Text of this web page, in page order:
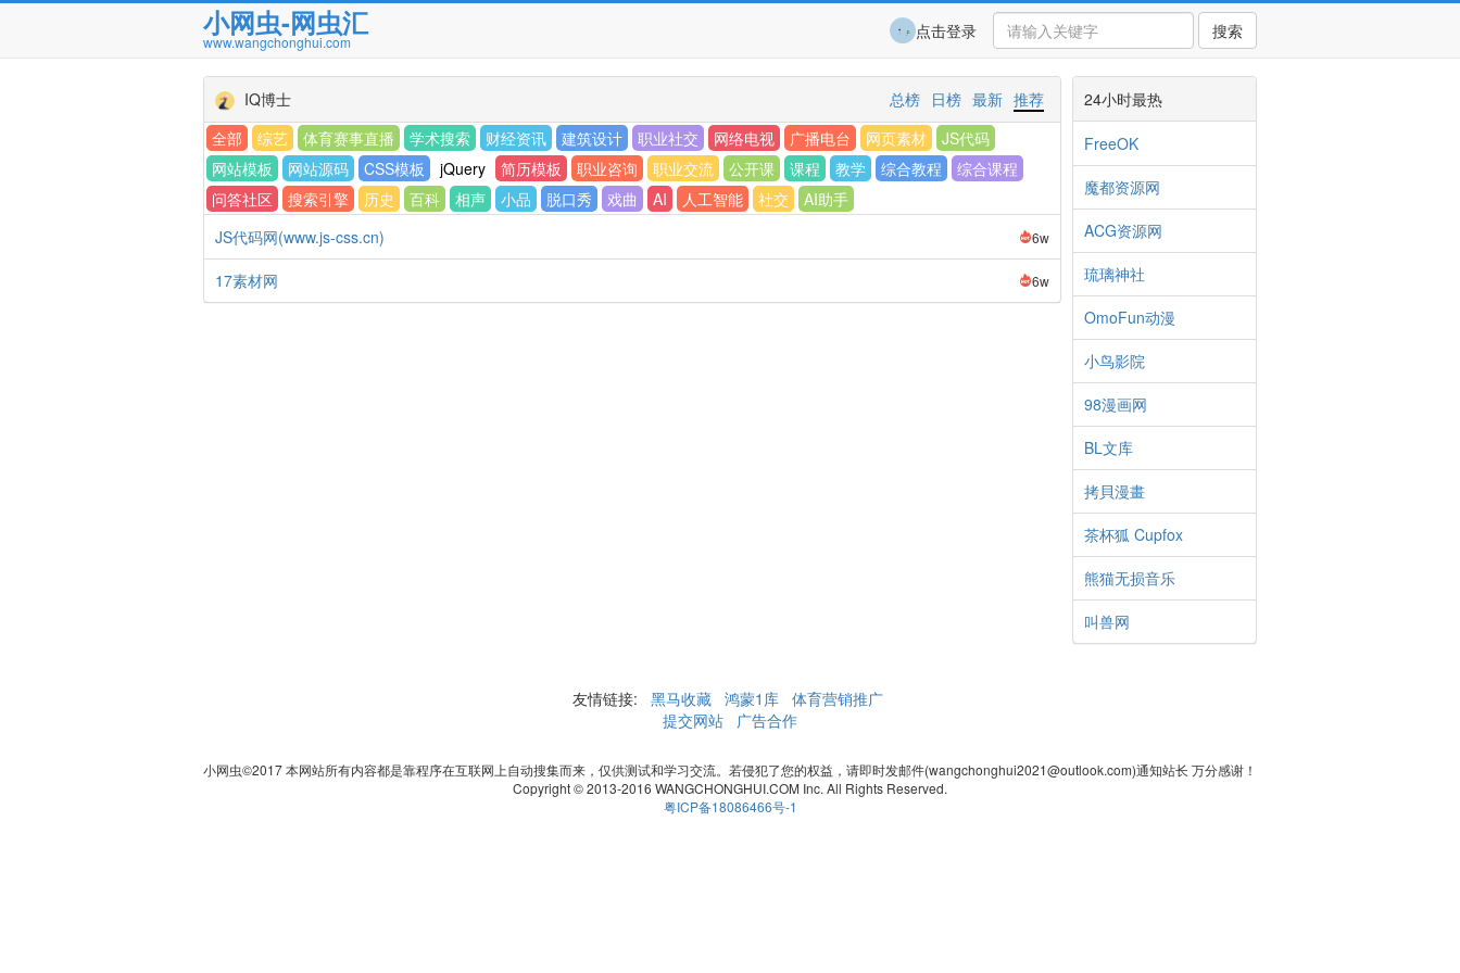
小网虫-网虫汇
www.wangchonghui.com 搜索
点击登录
IQ博士 推荐
最新
日榜
总榜
全部
综艺 体育赛事直播 学术搜索 财经资讯 建筑设计 职业社交 网络电视 广播电台 网页素材
JS代码
网站模板
网站源码 CSS模板 jQuery 简历模板 职业咨询 职业交流 公开课 课程 教学 综合教程
综合课程
问答社区
搜索引擎 历史 百科 相声 小品 脱口秀 戏曲 AI 人工智能 社交
AI助手
JS代码网(www.js-css.cn)
6w
17素材网 6w
24小时最热
FreeOK
魔都资源网
ACG资源网
琉璃神社
OmoFun动漫
小鸟影院
98漫画网
BL文库
拷貝漫畫
茶杯狐 Cupfox
熊猫无损音乐
叫兽网
友情链接: 黑马收藏 鸿蒙1库 体育营销推广
提交网站
广告合作
小网虫©2017 本网站所有内容都是靠程序在互联网上自动搜集而来，仅供测试和学习交流。若侵犯了您的权益，请即时发邮件(wangchonghui2021@outlook.com)通知站长 万分感谢！
Copyright © 2013-2016 WANGCHONGHUI.COM Inc. All Rights Reserved.
粤ICP备18086466号-1